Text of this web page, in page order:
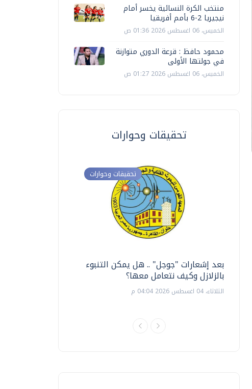
منتخب الكرة النسائية يخسر أمام
نيجيريا 2-6 بأمم أفريقيا
الخميس، 06 اغسطس 2026 01:36 ص
محمود حافظ : قرعة الدوري متوازنة
في جولتها الأولى
الخميس، 06 اغسطس 2026 01:27 ص
تحقيقات وحوارات
تحقيقات وحوارات
بعد إشعارات "جوجل" .. هل يمكن التنبوء
بالزلازل وكيف نتعامل معها؟
الثلاثاء، 04 اغسطس 2026 04:04 م